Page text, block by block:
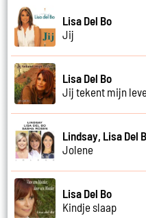
Lisa Del Bo
Jij
Lisa Del Bo
Jij tekent mijn
Lindsay, Lisa Del
Jolene
Lisa Del Bo
Kindje slaap